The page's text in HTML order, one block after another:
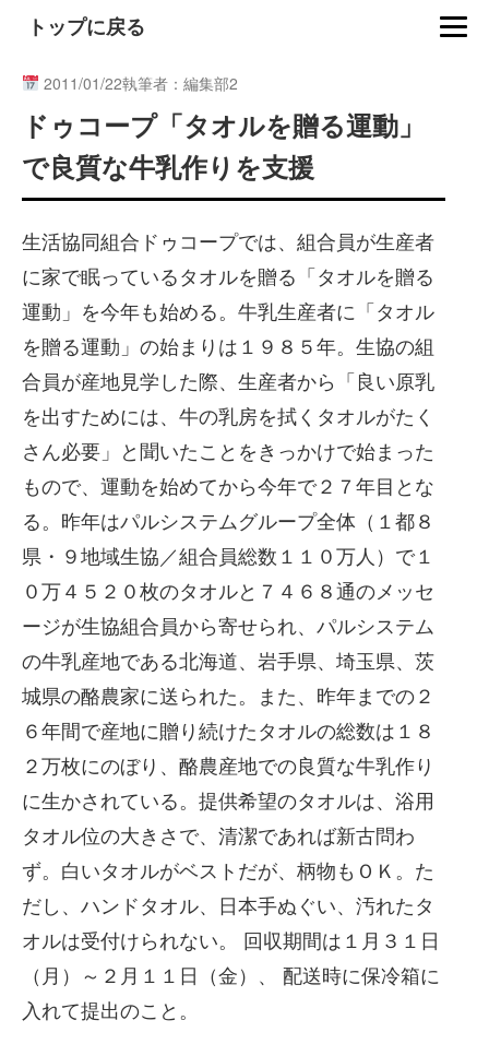
トップに戻る
2011/01/22執筆者：編集部2
ドゥコープ「タオルを贈る運動」
で良質な牛乳作りを支援
生活協同組合ドゥコープでは、組合員が生産者
に家で眠っているタオルを贈る「タオルを贈る
運動」を今年も始める。牛乳生産者に「タオル
を贈る運動」の始まりは１９８５年。生協の組
合員が産地見学した際、生産者から「良い原乳
を出すためには、牛の乳房を拭くタオルがたく
さん必要」と聞いたことをきっかけで始まった
もので、運動を始めてから今年で２７年目とな
る。昨年はパルシステムグループ全体（１都８
県・９地域生協／組合員総数１１０万人）で１
０万４５２０枚のタオルと７４６８通のメッセ
ージが生協組合員から寄せられ、パルシステム
の牛乳産地である北海道、岩手県、埼玉県、茨
城県の酪農家に送られた。また、昨年までの２
６年間で産地に贈り続けたタオルの総数は１８
２万枚にのぼり、酪農産地での良質な牛乳作り
に生かされている。提供希望のタオルは、浴用
タオル位の大きさで、清潔であれば新古問わ
ず。白いタオルがベストだが、柄物もＯＫ。た
だし、ハンドタオル、日本手ぬぐい、汚れたタ
オルは受付けられない。 回収期間は１月３１日
（月）～２月１１日（金）、 配送時に保冷箱に
入れて提出のこと。